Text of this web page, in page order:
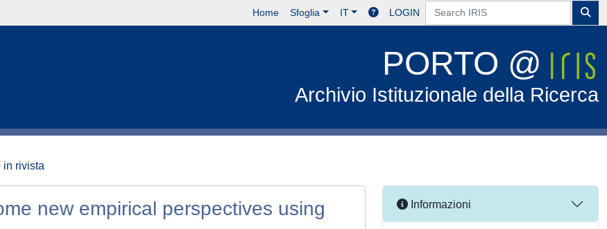
Home Sfoglia IT LOGIN
PORTO @
Archivio Istituzionale della Ricerca
in rivista
new empirical perspectives using
Informazioni